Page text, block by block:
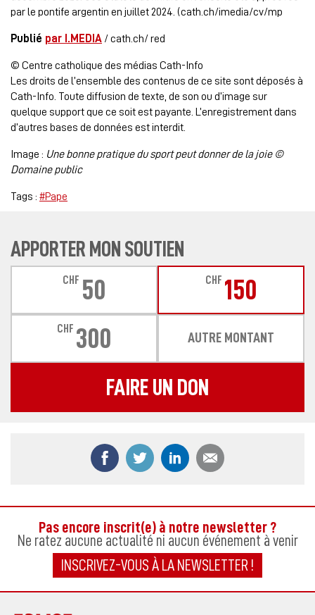
par le pontife argentin en juillet 2024. (cath.ch/imedia/cv/mp
Publié par I.MEDIA / cath.ch/ red
© Centre catholique des médias Cath-Info
Les droits de l’ensemble des contenus de ce site sont déposés à
Cath-Info. Toute diffusion de texte, de son ou d’image sur
quelque support que ce soit est payante. L’enregistrement dans
d’autres bases de données est interdit.
Image : Une bonne pratique du sport peut donner de la joie ©
Domaine public
Tags : #Pape
APPORTER MON SOUTIEN
CHF 50 CHF 150
CHF 300 AUTRE MONTANT
FAIRE UN DON
Partager ce contenu sur Facebook
Partager ce contenu sur Twitter
Partager ce contenu
Pas encore inscrit(e) à notre newsletter ?
Ne ratez aucune actualité ni aucun événement à venir
INSCRIVEZ-VOUS À LA NEWSLETTER !